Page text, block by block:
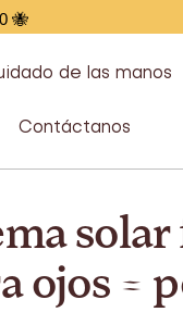
🐝
de las manos
Contáctanos
solar
ojos =